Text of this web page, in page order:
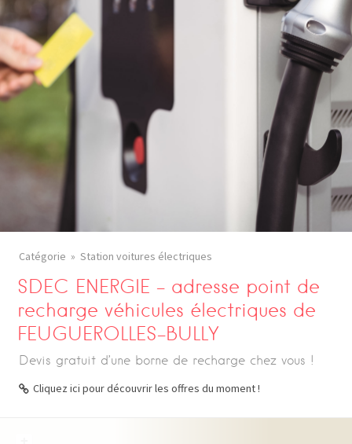
Catégorie Station voitures électriques
SDEC ENERGIE – adresse point de
recharge véhicules électriques de
FEUGUEROLLES-BULLY
Devis gratuit d’une borne de recharge chez vous !
Cliquez ici pour découvrir les offres du moment !